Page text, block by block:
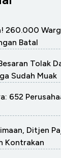
260.000
Batal
Tolak
Sudah Muak
652
Ditjen
Kontrakan